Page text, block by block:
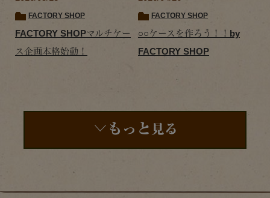
FACTORY SHOP
FACTORY SHOPマルチケー
ス企画本格始動！
FACTORY SHOP
○○ケースを作ろう！！by
FACTORY SHOP
もっと 見る